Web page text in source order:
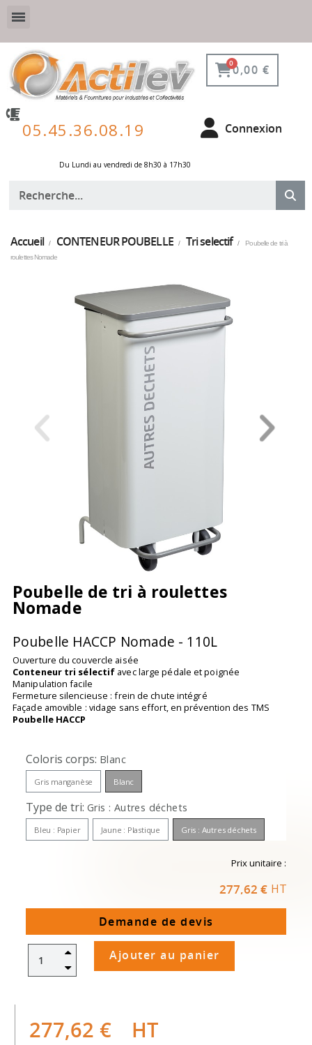
0,00 €
05.45.36.08.19 Connexion
Du Lundi au vendredi de 8h30 à 17h30 ​
Accueil CONTENEUR POUBELLE Tri selectif
Poubelle de tri à
roulettes Nomade
Poubelle de tri à roulettes
Nomade
Poubelle HACCP Nomade - 110L
Ouverture du couvercle aisée
Conteneur tri sélectif avec large pédale et poignée
Manipulation facile
Fermeture silencieuse : frein de chute intégré
Façade amovible : vidage sans effort, en prévention des TMS
Poubelle HACCP
Coloris corps Blanc
Gris manganèse Blanc
Type de tri Gris : Autres déchets
Bleu : Papier Jaune : Plastique Gris : Autres déchets
Prix unitaire :
277,62 € HT
Demande de devis
Ajouter au panier
277,62 € HT